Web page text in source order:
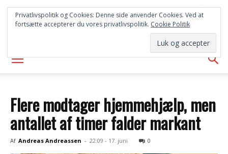
SYD
AVISEN
Flere modtager hjemmehjælp, men
antallet af timer falder markant
Af Andreas Andreassen - 22:09 - 17. juni 0
Privatlivspolitik og Cookies: Denne side anvender Cookies. Ved at
fortsætte accepterer du vores privatlivspolitik. Cookie Politik